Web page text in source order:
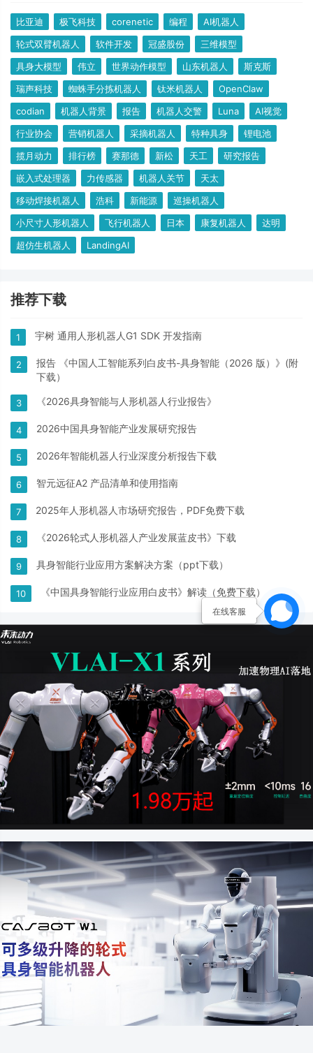
比亚迪 极飞科技 corenetic 编程
AI机器人
轮式双臂机器人
软件开发 冠盛股份
三维模型
具身大模型
伟立 世界动作模型 山东机器人
斯克斯
瑞声科技
蜘蛛手分拣机器人 钛米机器人
OpenClaw
codian
机器人背景 报告 机器人交警 Luna
AI视觉
行业协会
营销机器人 采摘机器人 特种具身
锂电池
揽月动力
排行榜 赛那德 新松 天工
研究报告
嵌入式处理器
力传感器 机器人关节
天太
移动焊接机器人
浩科 新能源
巡操机器人
小尺寸人形机器人
飞行机器人 日本 康复机器人
达明
超仿生机器人
LandingAI
推荐下载
1 宇树 通用人形机器人G1 SDK 开发指南
2
报告 《中国人工智能系列白皮书-具身智能（2026 版）》(附
下载）
3 《2026具身智能与人形机器人行业报告》
4 2026中国具身智能产业发展研究报告
5 2026年智能机器人行业深度分析报告下载
6 智元远征A2 产品清单和使用指南
7 2025年人形机器人市场研究报告，PDF免费下载
8 《2026轮式人形机器人产业发展蓝皮书》下载
9 具身智能行业应用方案解决方案（ppt下载）
10
《中国具身智能行业应用白皮书》解读（免费下载）
在线客服